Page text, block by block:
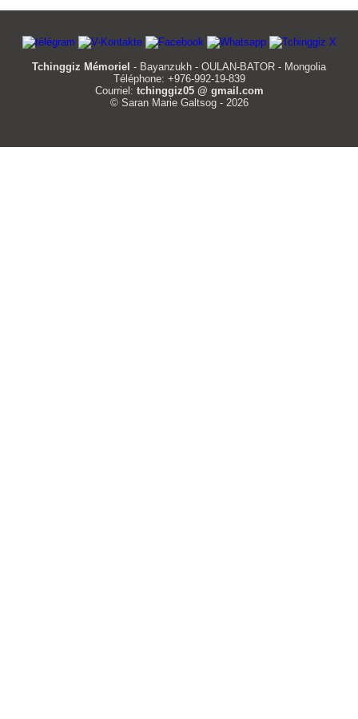
Tchinggiz Mémoriel - Bayanzukh - OULAN-BATOR - Mongolia
Téléphone: +976-992-19-839
Courriel: tchinggiz05 @ gmail.com
© Saran Marie Galtsog - 2026